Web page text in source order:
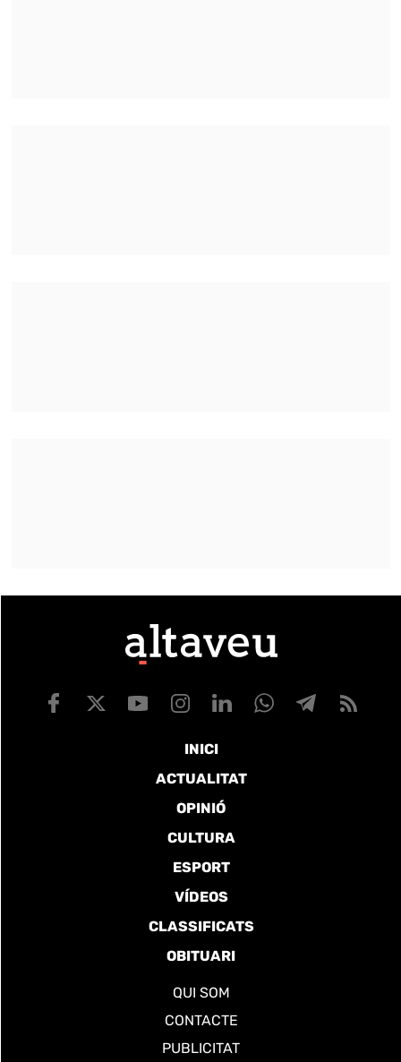
INICI
ACTUALITAT
OPINIÓ
CULTURA
ESPORT
VÍDEOS
CLASSIFICATS
OBITUARI
QUI SOM
CONTACTE
PUBLICITAT